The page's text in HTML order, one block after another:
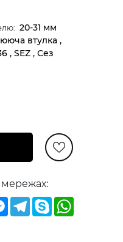
20-31 мм
втулка ,
, SEZ , Сез
мережах:
Messenger
Telegram
Skype